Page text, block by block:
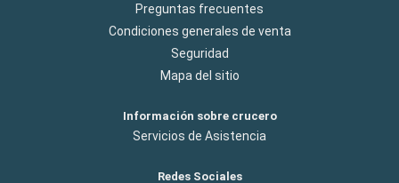
Preguntas frecuentes
Condiciones generales de venta
Seguridad
Mapa del sitio
Información sobre crucero
Servicios de Asistencia
Redes Sociales